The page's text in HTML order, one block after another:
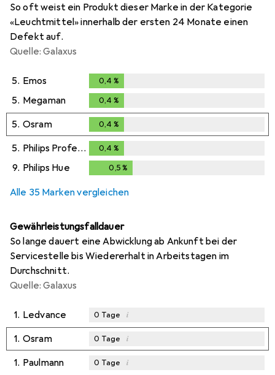
So oft weist ein Produkt dieser Marke in der Kategorie
«Leuchtmittel» innerhalb der ersten 24 Monate einen
Defekt auf.
Quelle: Galaxus
5. Emos 0,4 %
5. Megaman 0,4 %
5. Osram 0,4 %
5. Philips Professional 0,4 %
9. Philips Hue 0,5 %
Alle 35 Marken vergleichen
Gewährleistungsfalldauer
So lange dauert eine Abwicklung ab Ankunft bei der
Servicestelle bis Wiedererhalt in Arbeitstagen im
Durchschnitt.
Quelle: Galaxus
1. Ledvance 0 Tage i
1. Osram 0 Tage i
1. Paulmann 0 Tage i